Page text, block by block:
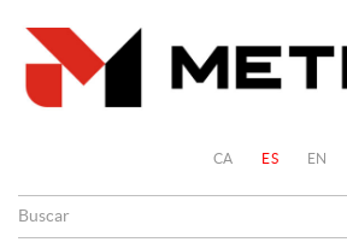
CA ES EN